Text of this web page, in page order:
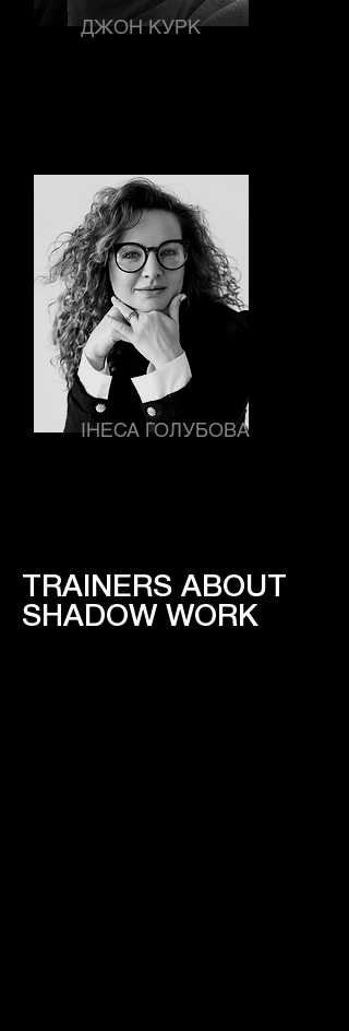
ДЖОН КУРК
ІНЕСА ГОЛУБОВА
TRAINERS ABOUT
SHADOW WORK